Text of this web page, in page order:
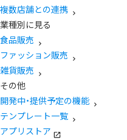
複数店舗との連携
業種別に見る
食品販売
ファッション販売
雑貨販売
その他
開発中・提供予定の機能
テンプレート一覧
アプリストア